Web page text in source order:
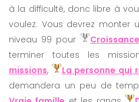
à la difficulté, donc libre à
voulez. Vous devrez monter
niveau 99 pour
terminer toutes les
missions, La personne qui
demandera un peu de